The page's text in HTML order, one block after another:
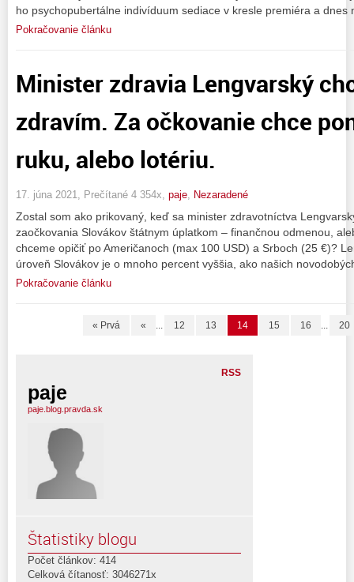
ho psychopubertálne indivíduum sediace v kresle premiéra a
Pokračovanie článku
Minister zdravia Lengvarský
zdravím. Za očkovanie chce
ruku, alebo lotériu.
17. júna 2021, Prečítané 4 354x, paje, Nezaradené
Zostal som ako prikovaný, keď sa minister zdravotníctva
zaočkovania Slovákov štátnym úplatkom – finančnou odmenou,
chceme opičiť po Američanoch (max 100 USD) a Srboch (25 €)?
úroveň Slovákov je o mnoho percent vyššia, ako našich
Pokračovanie článku
« Prvá « ... 12 13 14 15 16 ... 20
RSS
paje
paje.blog.pravda.sk
Štatistiky blogu
Počet článkov: 414
Celková čítanosť: 3046271x